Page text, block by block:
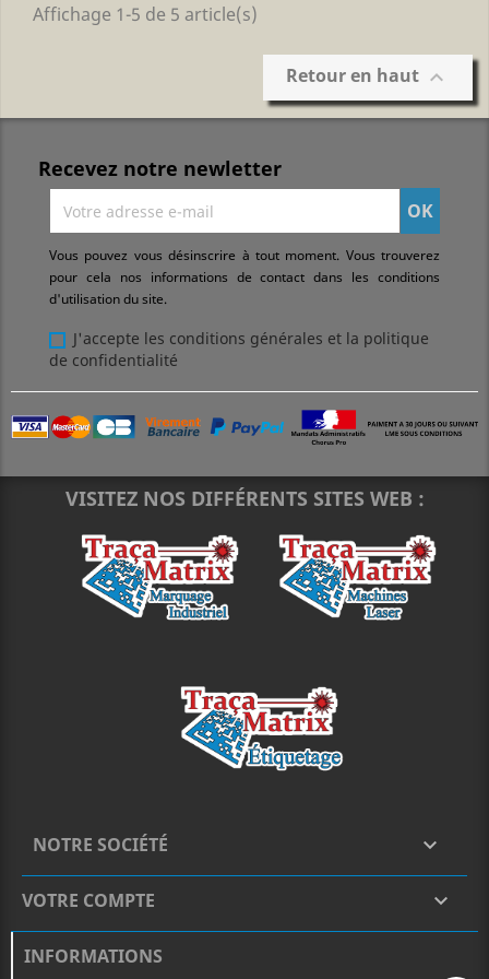
Affichage 1-5 de 5 article(s)
Retour en haut 
Recevez notre newletter
Vous pouvez vous désinscrire à tout moment. Vous trouverez
pour cela nos informations de contact dans les conditions
d'utilisation du site.
J'accepte les conditions générales et la politique
de confidentialité
VISITEZ NOS DIFFÉRENTS SITES WEB :
NOTRE SOCIÉTÉ 
VOTRE COMPTE 
INFORMATIONS